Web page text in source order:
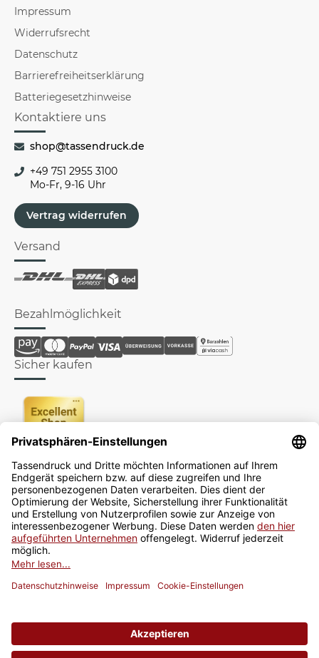
Impressum
Widerrufsrecht
Datenschutz
Barrierefreiheitserklärung
Batteriegesetzhinweise
Kontaktiere uns
shop@tassendruck.de
+49 751 2955 3100
Mo-Fr, 9-16 Uhr
Vertrag widerrufen
Versand
Bezahlmöglichkeit
Sicher kaufen
Newsletter